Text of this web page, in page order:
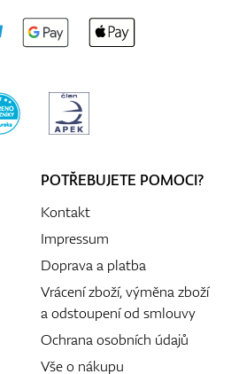
POTŘEBUJETE POMOCI?
Kontakt
Impressum
Doprava a platba
Vrácení zboží, výměna zboží
a odstoupení od smlouvy
Ochrana osobních údajů
Vše o nákupu